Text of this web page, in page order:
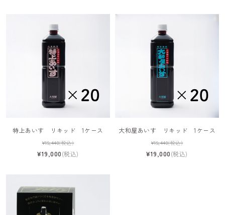
特上あいす リキッド 1ケース
¥19,440(税込)
¥19,000(税込)
大和屋あいす リキッド 1ケース
¥19,440(税込)
¥19,000(税込)